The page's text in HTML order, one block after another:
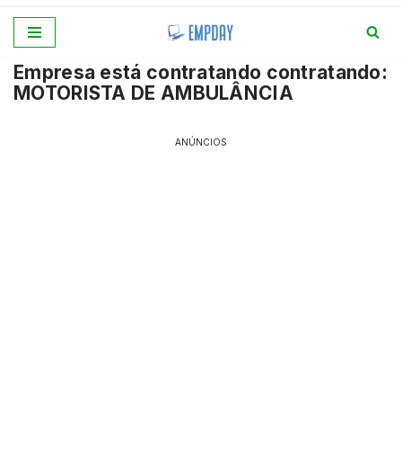
para
o
Empresa está contratando contratando:
MOTORISTA DE AMBULÂNCIA
ANÚNCIOS